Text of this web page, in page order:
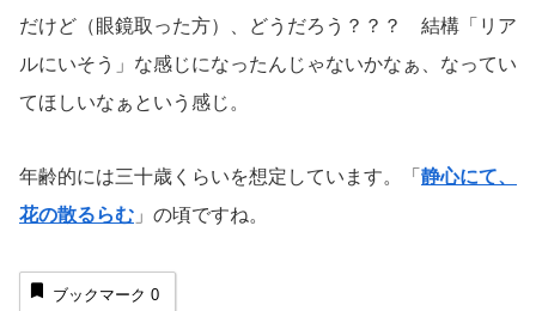
だけど（眼鏡取った方）、どうだろう？？？ 結構「リア
ルにいそう」な感じになったんじゃないかなぁ、なってい
てほしいなぁという感じ。
年齢的には三十歳くらいを想定しています。「 静心にて、
花の散るらむ 」の頃ですね。
ブックマーク 0